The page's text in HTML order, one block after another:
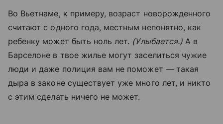
Во Вьетнаме, к примеру, возраст новорожденного
считают с одного года, местным непонятно, как
ребенку может быть ноль лет. (Улыбается.)А в
Барселоне в твое жилье могут заселиться чужие
люди и даже полиция вам не поможет — такая
дыра в законе существует уже много лет, и никто
с этим сделать ничего не может.